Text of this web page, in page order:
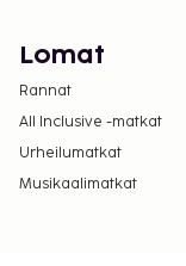
Lomat
Rannat
All Inclusive -matkat
Urheilumatkat
Musikaalimatkat